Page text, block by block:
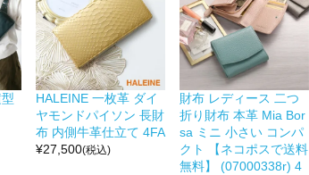
HALEINE 一枚革 ダイ
ヤモンドパイソン 長財
布 内側牛革仕立て 4FA
¥27,500(税込)
財布 レディース 二つ
折り財布 本革 Mia Bor
sa ミニ 小さい コンパ
クト 【ネコポスで送料
無料】 (07000338r) 4